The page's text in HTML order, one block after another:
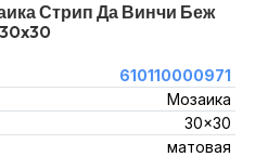
Стрип Да Винчи Беж
30x30
610110000971
Мозаика
30x30
матовая